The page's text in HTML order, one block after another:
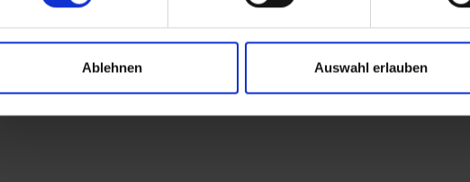
Ablehnen Auswahl erlauben
de/startseite/94-beauty.html